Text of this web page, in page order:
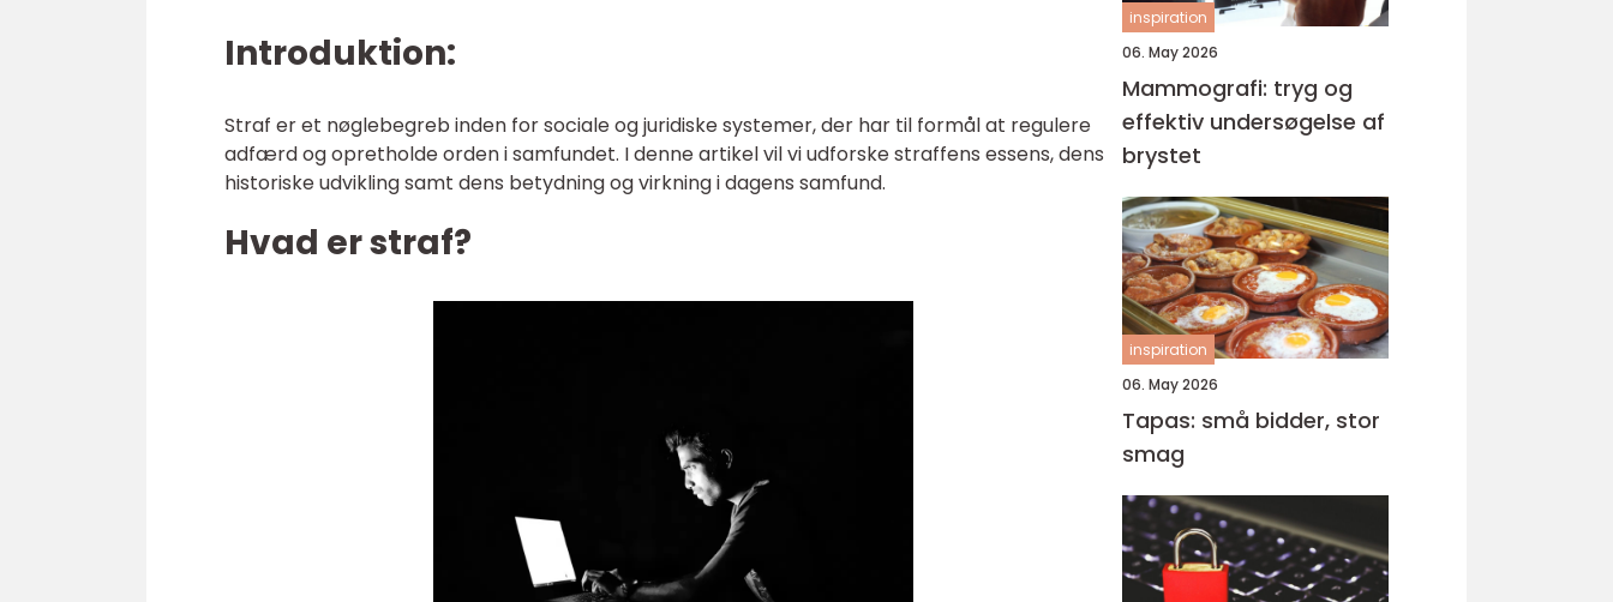
Introduktion:
Straf er et nøglebegreb inden for sociale og juridiske systemer, der har til formål at regulere
adfærd og opretholde orden i samfundet. I denne artikel vil vi udforske straffens essens, dens
historiske udvikling samt dens betydning og virkning i dagens samfund.
Hvad er straf?
inspiration
06. May 2026
Mammografi: tryg og
effektiv undersøgelse af
brystet
inspiration
06. May 2026
Tapas: små bidder, stor
smag